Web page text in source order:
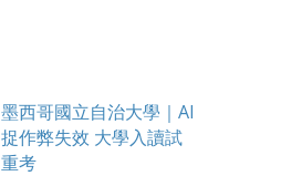
墨西哥國立自治大學｜AI
捉作弊失效 大學入讀試
重考